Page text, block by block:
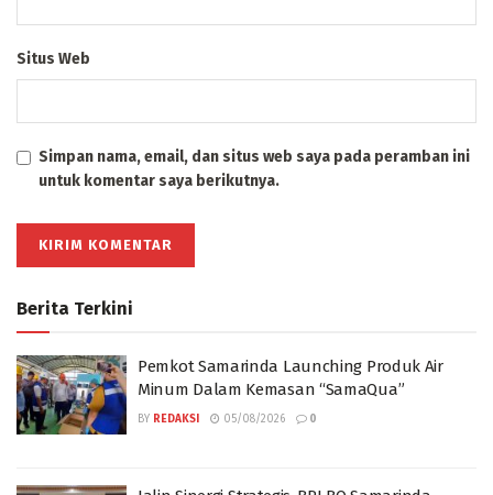
Situs Web
Simpan nama, email, dan situs web saya pada peramban ini
untuk komentar saya berikutnya.
Berita Terkini
Pemkot Samarinda Launching Produk Air
Minum Dalam Kemasan “SamaQua”
BY REDAKSI 05/08/2026 0